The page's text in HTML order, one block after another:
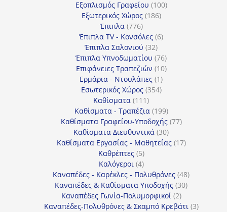
προϊόντα
Εξοπλισμός Γραφείου 100100
Εξωτερικός Χώρος 186186
Έπιπλα 776776
προϊόντα
Έπιπλα TV - Κονσόλες 66
Έπιπλα Σαλονιού 3232
προϊόντα
Έπιπλα Υπνοδωματίου 7676
προϊόντα
Επιφάνειες Τραπεζιών 1010
Ερμάρια - Ντουλάπες 11
προϊόν
Εσωτερικός Χώρος 354354
Καθίσματα 111111
προϊόντα
Καθίσματα - Τραπέζια 199199
προϊόντα
Καθίσματα Γραφείου-Υποδοχής 7777
Καθίσματα Διευθυντικά 3030
προϊόντα
Καθίσματα Εργασίας - Μαθητείας 1717
Καθρέπτες 55
προϊόντα
Καλόγεροι 44
προϊόντα
Καναπέδες - Καρέκλες - Πολυθρόνες 4848
προϊόντα
Καναπέδες & Καθίσματα Υποδοχής 3030
Καναπέδες Γωνία-Πολυμορφικοί 22
προϊόντα
Καναπέδες-Πολυθρόνες & Σκαμπό Κρεβάτι 33